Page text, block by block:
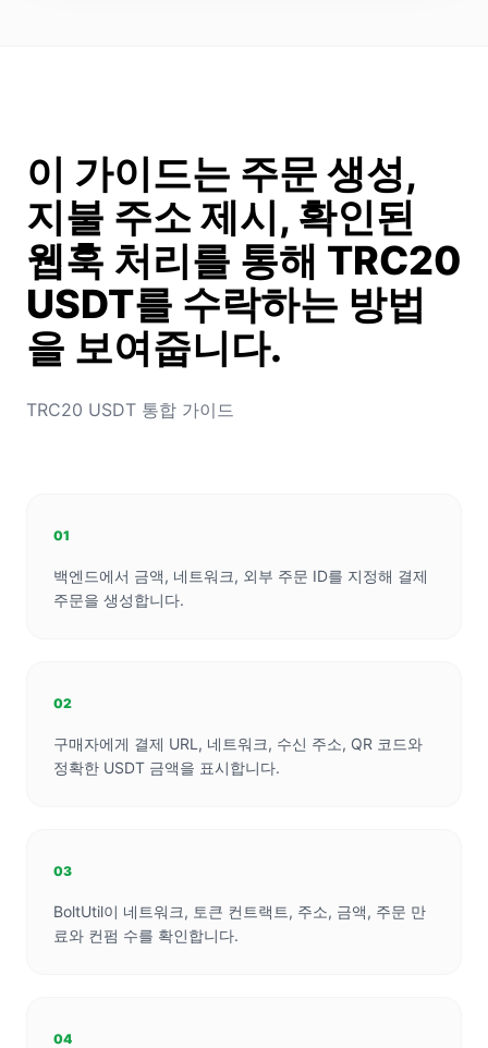
이 가이드는 주문 생성,
지불 주소 제시, 확인된
웹훅 처리를 통해 TRC20
USDT를 수락하는 방법
을 보여줍니다.
TRC20 USDT 통합 가이드
01
백엔드에서 금액, 네트워크, 외부 주문 ID를 지정해 결제
주문을 생성합니다.
02
구매자에게 결제 URL, 네트워크, 수신 주소, QR 코드와
정확한 USDT 금액을 표시합니다.
03
BoltUtil이 네트워크, 토큰 컨트랙트, 주소, 금액, 주문 만
료와 컨펌 수를 확인합니다.
04